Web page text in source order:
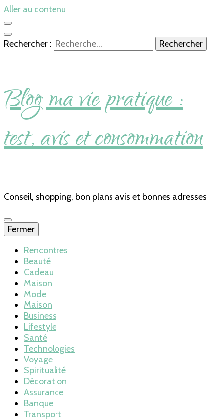
Aller au contenu
Rechercher :
Blog ma vie pratique :
test, avis et consommation
Conseil, shopping, bon plans avis et bonnes adresses
Fermer
Rencontres
Beauté
Cadeau
Maison
Mode
Maison
Business
Lifestyle
Santé
Technologies
Voyage
Spiritualité
Décoration
Assurance
Banque
Transport